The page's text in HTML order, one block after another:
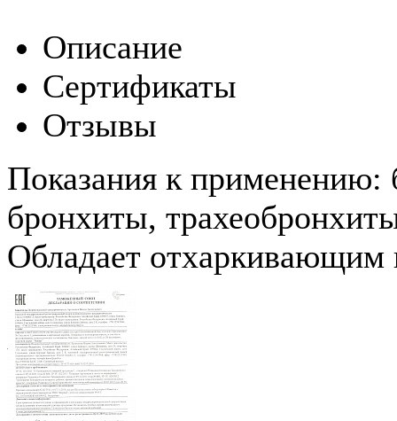
Описание
Сертификаты
Отзывы
Показания к применению:
бронхиты,
Обладает